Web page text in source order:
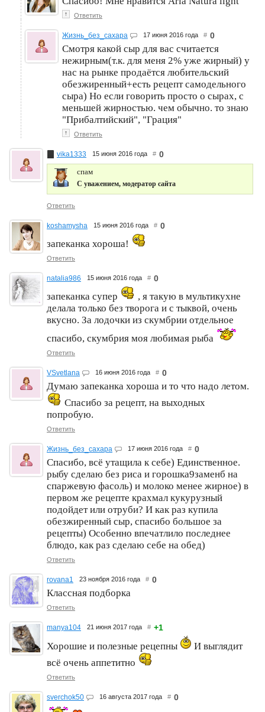
↑ Ответить
Жизнь_без_сахара 17 июня 2016 года # 0
Смотря какой сыр для вас считается
нежирным(т.к. для меня 2% уже жирный) у
нас на рынке продаётся любительский
обезжиренный+есть рецепт самодельного
сыра) Но если говорить просто о сырах, с
меньшей жирностью. чем обычно. то знаю
"Прибалтийский", "Грация"
↑ Ответить
vika1333 15 июня 2016 года # 0
спам
С уважением, модератор сайта
Ответить
koshamysha 15 июня 2016 года # 0
запеканка хороша!
Ответить
natalia986 15 июня 2016 года # 0
запеканка супер
, я такую в мультикухне
делала только без творога и с тыквой, очень
вкусно. За лодочки из скумбрии отдельное
спасибо, скумбрия моя любимая рыба
Ответить
VSvetlana 16 июня 2016 года # 0
Думаю запеканка хороша и то что надо летом.
Спасибо за рецепт, на выходных
попробую.
Ответить
Жизнь_без_сахара 17 июня 2016 года # 0
Спасибо, всё утащила к себе) Единственное.
рыбу сделаю без риса и горошка9заменб на
спаржевую фасоль) и молоко менее жирное) в
первом же рецепте крахмал кукурузный
подойдет или отруби? И как раз купила
обезжиренный сыр, спасибо большое за
рецепты) Особенно впечатлило последнее
блюдо, как раз сделаю себе на обед)
Ответить
rovana1 23 ноября 2016 года # 0
Классная подборка
Ответить
manya104 21 июня 2017 года # +1
Хорошие и полезные рецепны
И выглядит
всё очень аппетитно
Ответить
sverchok50 16 августа 2017 года # 0